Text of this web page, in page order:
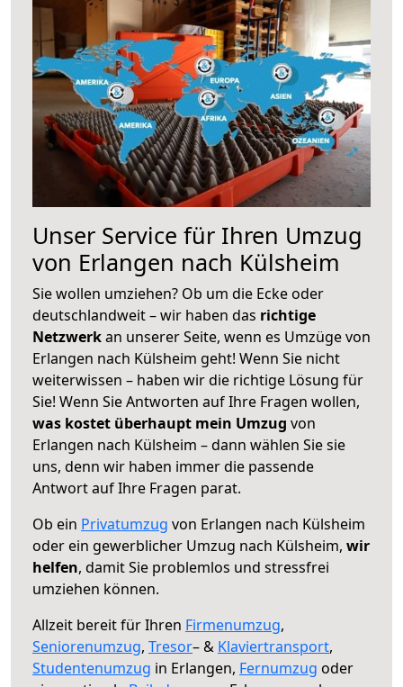
Unser Service für Ihren Umzug
von Erlangen nach Külsheim
Sie wollen umziehen? Ob um die Ecke oder
deutschlandweit – wir haben das richtige
Netzwerkan unserer Seite, wenn es Umzüge von
Erlangen nach Külsheim geht! Wenn Sie nicht
weiterwissen – haben wir die richtige Lösung für
Sie! Wenn Sie Antworten auf Ihre Fragen wollen,
was kostet überhaupt mein Umzug von
Erlangen nach Külsheim – dann wählen Sie sie
uns, denn wir haben immer die passende
Antwort auf Ihre Fragen parat.
Ob ein Privatumzug von Erlangen nach Külsheim
oder ein gewerblicher Umzug nach Külsheim, wir
helfen, damit Sie problemlos und stressfrei
umziehen können.
Allzeit bereit für Ihren Firmenumzug,
Seniorenumzug, Tresor– & Klaviertransport,
Studentenumzug in Erlangen, Fernumzug oder